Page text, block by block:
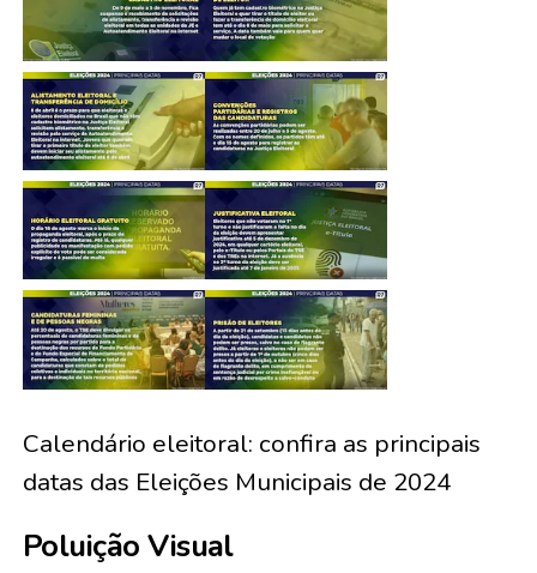
Calendário eleitoral: confira as principais
datas das Eleições Municipais de 2024
Poluição Visual